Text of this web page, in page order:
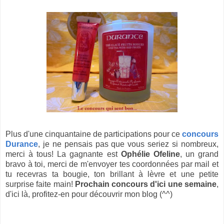
Plus d'une cinquantaine de participations pour ce concours
Durance, je ne pensais pas que vous seriez si nombreux,
merci à tous! La gagnante est Ophélie Ofeline, un grand
bravo à toi, merci de m'envoyer tes coordonnées par mail et
tu recevras ta bougie, ton brillant à lèvre et une petite
surprise faite main! Prochain concours d'ici une semaine,
d'ici là, profitez-en pour découvrir mon blog (^^)